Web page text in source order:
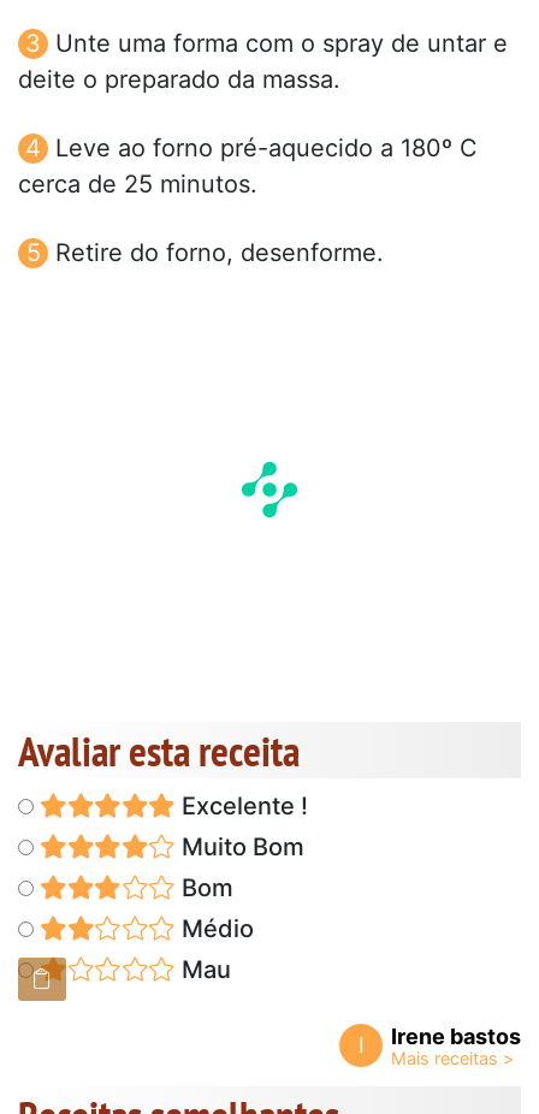
Unte uma forma com o spray de untar e
deite o preparado da massa.
Leve ao forno pré-aquecido a 180º C
cerca de 25 minutos.
Retire do forno, desenforme.
Avaliar esta receita
Excelente !
Muito Bom
Bom
Médio
Mau
I Irene bastos